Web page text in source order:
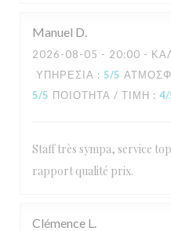
Manuel D
2026-08-05 - 20:00 -
ΥΠΗΡΕΣΊΑ : 5/5
5/5 ΠΟΙΌΤΗΤΑ / ΤΙΜΉ : 4/
Staff très sympa, service
rapport qualité prix.
Clémence L